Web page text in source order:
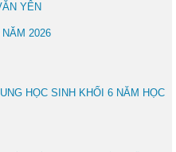
YÊN
2026
HỌC SINH KHỐI 6 NĂM HỌC